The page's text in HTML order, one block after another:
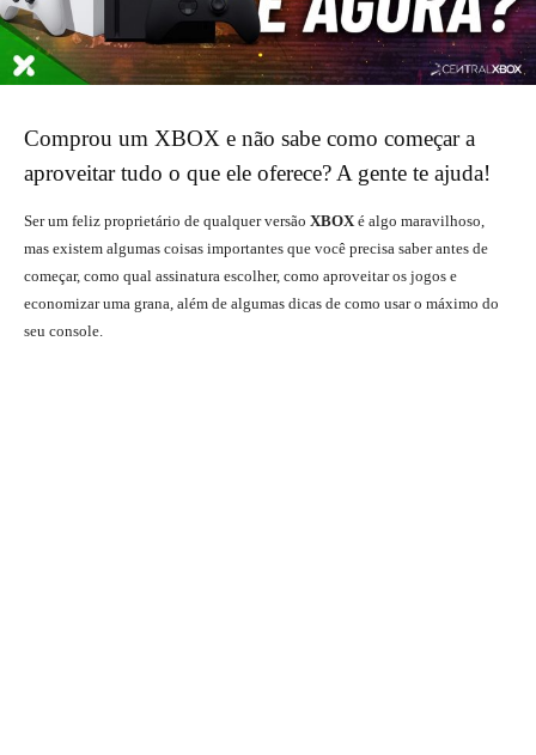
Comprou um XBOX e não sabe como começar a
aproveitar tudo o que ele oferece? A gente te ajuda!
Ser um feliz proprietário de qualquer versão XBOXé algo maravilhoso,
mas existem algumas coisas importantes que você precisa saber antes de
começar, como qual assinatura escolher, como aproveitar os jogos e
economizar uma grana, além de algumas dicas de como usar o máximo do
seu console.